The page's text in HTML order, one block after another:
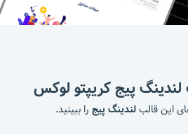
پیج کریپتو لوکس
این قالبلندینگ پیج را ببینید.